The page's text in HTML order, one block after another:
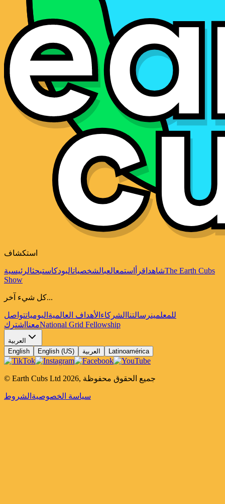
استكشاف
شاهد اقرأ استمعالعبالشخصياتالبودكاستبحثالرئيسية
The Earth Cubs
Show
كل شيء آخر...
للمعلمينرسالتنا الشركاء الأهداف العالمية اليومياتتواصل
معنا اشترك National Grid Fellowship
العربية
English
English (US) العربية Latinoamérica
© Earth Cubs Ltd 2026, جميع الحقوق محفوظة
سياسة الخصوصية الشروط